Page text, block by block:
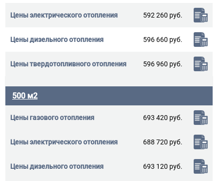
592 260 руб.
596 660 руб.
596 960 руб.
500 м2
693 420 руб.
688 720 руб.
693 120 руб.